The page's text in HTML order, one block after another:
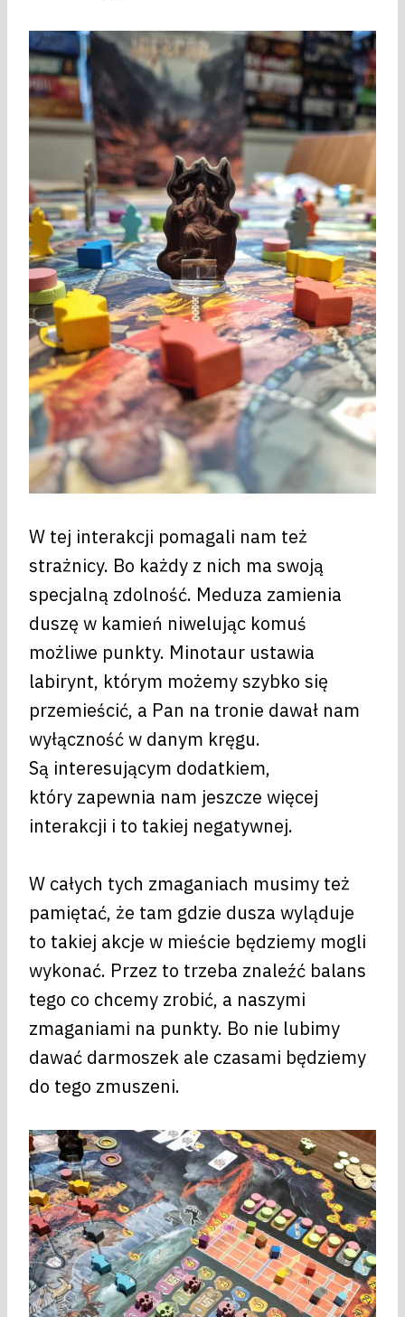
W tej interakcji pomagali nam też
strażnicy. Bo każdy z nich ma swoją
specjalną zdolność. Meduza zamienia
duszę w kamień niwelując komuś
możliwe punkty. Minotaur ustawia
labirynt, którym możemy szybko się
przemieścić, a Pan na tronie dawał nam
wyłączność w danym kręgu.
Są interesującym dodatkiem,
który zapewnia nam jeszcze więcej
interakcji i to takiej negatywnej.
W całych tych zmaganiach musimy też
pamiętać, że tam gdzie dusza wyląduje
to takiej akcje w mieście będziemy mogli
wykonać. Przez to trzeba znaleźć balans
tego co chcemy zrobić, a naszymi
zmaganiami na punkty. Bo nie lubimy
dawać darmoszek ale czasami będziemy
do tego zmuszeni.